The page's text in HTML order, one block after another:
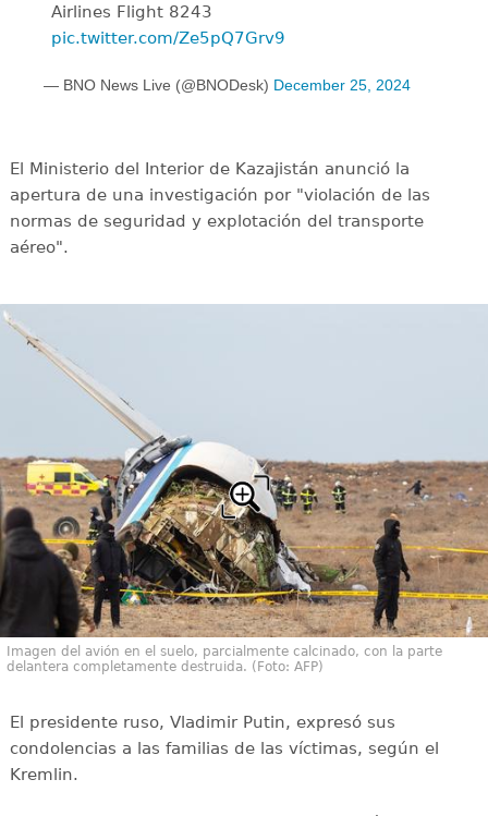
Airlines Flight 8243
pic.twitter.com/Ze5pQ7Grv9
— BNO News Live (@BNODesk) December 25, 2024
El Ministerio del Interior de Kazajistán anunció la
apertura de una investigación por "violación de las
normas de seguridad y explotación del transporte
aéreo".
Imagen del avión en el suelo, parcialmente calcinado, con la parte
delantera completamente destruida. (Foto: AFP)
El presidente ruso, Vladimir Putin, expresó sus
condolencias a las familias de las víctimas, según el
Kremlin.